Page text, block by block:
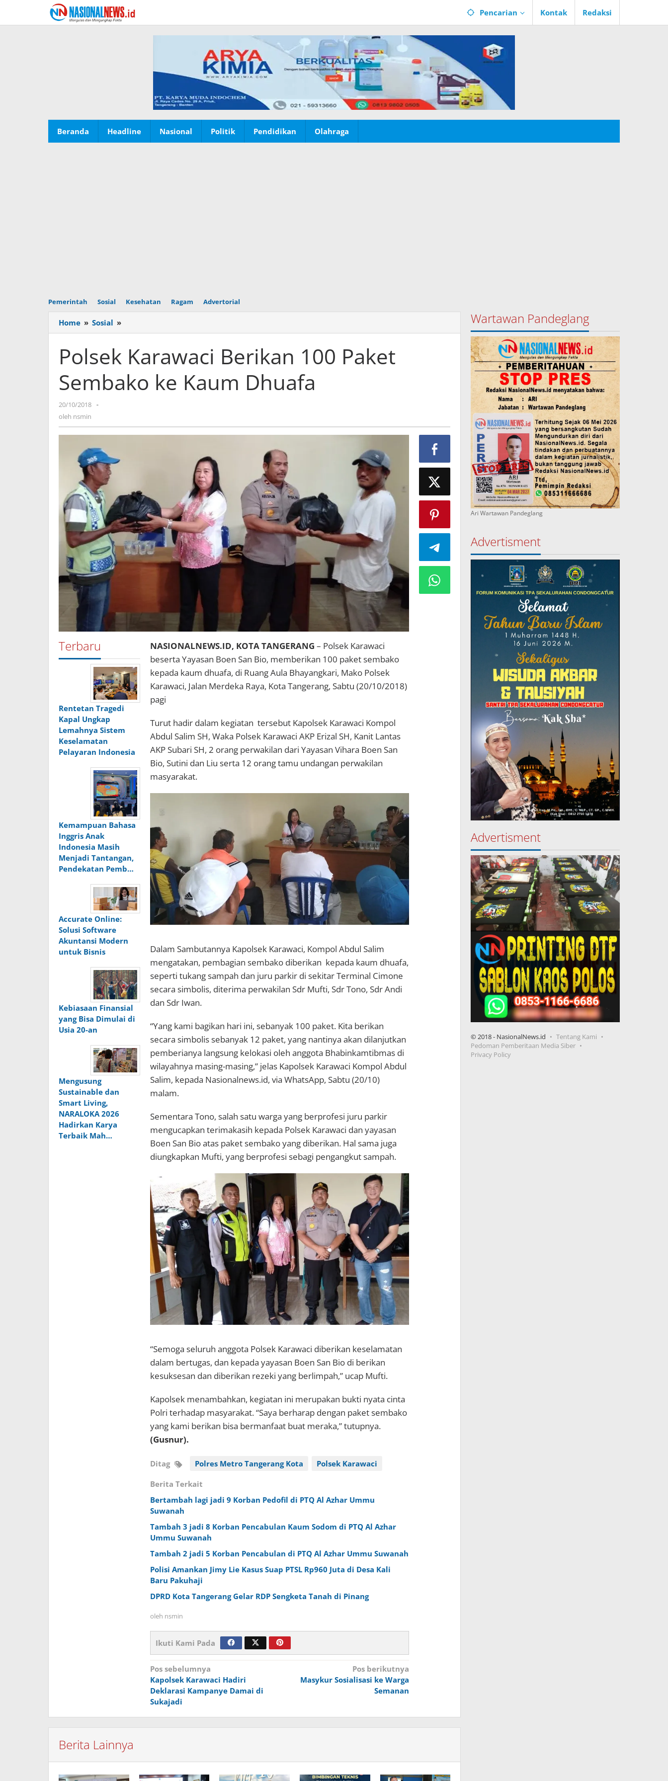
konten
Pencarian Kontak Redaksi
Beranda Headline Nasional Politik Pendidikan Olahraga
Pemerintah Sosial Kesehatan Ragam Advertorial
Home » Sosial »
Karawaci
100
Paket
Sembako
ke
Polsek Karawaci Berikan 100 Paket
Sembako ke Kaum Dhuafa
20/10/2018 oleh
-
oleh nsmin
Terbaru
Rentetan Tragedi
Kapal Ungkap
Lemahnya Sistem
Keselamatan
Pelayaran Indonesia
Kemampuan Bahasa
Inggris Anak
Indonesia Masih
Menjadi Tantangan,
Pendekatan Pemb…
Accurate Online:
Solusi Software
Akuntansi Modern
untuk Bisnis
Kebiasaan Finansial
yang Bisa Dimulai di
Usia 20-an
Mengusung
Sustainable dan
Smart Living,
NARALOKA 2026
Hadirkan Karya
Terbaik Mah…
NASIONALNEWS.ID, KOTA TANGERANG – Polsek Karawaci
beserta Yayasan Boen San Bio, memberikan 100 paket sembako
kepada kaum dhuafa, di Ruang Aula Bhayangkari, Mako Polsek
Karawaci, Jalan Merdeka Raya, Kota Tangerang, Sabtu (20/10/2018)
pagi
Turut hadir dalam kegiatan tersebut Kapolsek Karawaci Kompol
Abdul Salim SH, Waka Polsek Karawaci AKP Erizal SH, Kanit Lantas
AKP Subari SH, 2 orang perwakilan dari Yayasan Vihara Boen San
Bio, Sutini dan Liu serta 12 orang tamu undangan perwakilan
masyarakat.
Dalam Sambutannya Kapolsek Karawaci, Kompol Abdul Salim
mengatakan, pembagian sembako diberikan kepada kaum dhuafa,
seperti tukang sampah dan juru parkir di sekitar Terminal Cimone
secara simbolis, diterima perwakilan Sdr Mufti, Sdr Tono, Sdr Andi
dan Sdr Iwan.
“Yang kami bagikan hari ini, sebanyak 100 paket. Kita berikan
secara simbolis sebanyak 12 paket, yang nantinya akan dilanjutkan
pemberianya langsung kelokasi oleh anggota Bhabinkamtibmas di
wilayahnya masing-masing,” jelas Kapolsek Karawaci Kompol Abdul
Salim, kepada Nasionalnews.id, via WhatsApp, Sabtu (20/10)
malam.
Sementara Tono, salah satu warga yang berprofesi juru parkir
mengucapkan terimakasih kepada Polsek Karawaci dan yayasan
Boen San Bio atas paket sembako yang diberikan. Hal sama juga
diungkapkan Mufti, yang berprofesi sebagi pengangkut sampah.
“Semoga seluruh anggota Polsek Karawaci diberikan keselamatan
dalam bertugas, dan kepada yayasan Boen San Bio di berikan
kesuksesan dan diberikan rezeki yang berlimpah,” ucap Mufti.
Kapolsek menambahkan, kegiatan ini merupakan bukti nyata cinta
Polri terhadap masyarakat. “Saya berharap dengan paket sembako
yang kami berikan bisa bermanfaat buat meraka,” tutupnya.
(Gusnur).
Ditag Polres Metro Tangerang Kota Polsek Karawaci
Berita Terkait
Bertambah lagi jadi 9 Korban Pedofil di PTQ Al Azhar Ummu
Suwanah
Tambah 3 jadi 8 Korban Pencabulan Kaum Sodom di PTQ Al Azhar
Ummu Suwanah
Tambah 2 jadi 5 Korban Pencabulan di PTQ Al Azhar Ummu Suwanah
Polisi Amankan Jimy Lie Kasus Suap PTSL Rp960 Juta di Desa Kali
Baru Pakuhaji
DPRD Kota Tangerang Gelar RDP Sengketa Tanah di Pinang
oleh nsmin
Ikuti Kami Pada
Navigasi
pos
Pos sebelumnya
Kapolsek Karawaci Hadiri
Deklarasi Kampanye Damai di
Sukajadi
Pos berikutnya
Masykur Sosialisasi ke Warga
Semanan
Berita Lainnya
Wartawan Pandeglang
Ari Wartawan Pandeglang
Advertisment
Advertisment
© 2018 - NasionalNews.id
Tentang Kami
Pedoman Pemberitaan Media Siber
Privacy Policy